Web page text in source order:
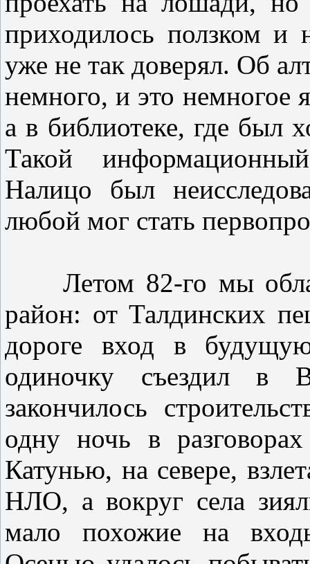
приходилось ползком и
уже не так доверял. Об
немного, и это немногое
а в библиотеке, где был
Такой
Налицо был
любой мог стать
Летом 82-го мы
район: от Талдинских
дороге вход в
одиночку съездил в
закончилось
одну ночь в
Катунью, на севере,
НЛО, а вокруг села
мало похожие на